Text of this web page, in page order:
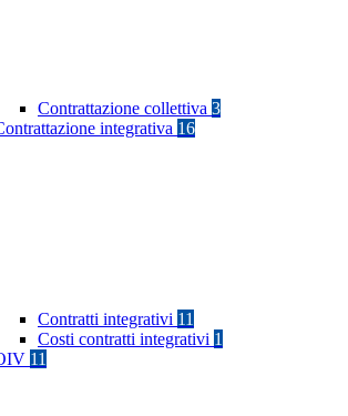
Contrattazione collettiva 3
integrativa 16
Contratti integrativi 11
Costi contratti integrativi 1
11